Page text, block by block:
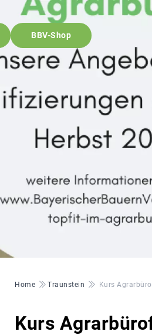
BBV-Shop
Pfadnavigation
Home Traunstein Kurs
Kurs